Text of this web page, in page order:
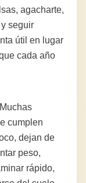
agacharte,
seguir
útil en lugar
cada año
cumplen
dejan de
peso,
rápido,